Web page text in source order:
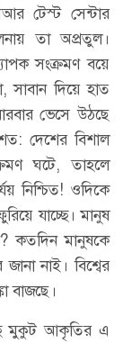
টেস্ট সেন্টার
তা অপ্রতুল।
সংক্রমণ বয়ে
সাবান দিয়ে হাত
ভেসে উঠছে
দেশের বিশাল
ঘটে, তাহলে
নিশ্চিত! ওদিকে
যাচ্ছে। মানুষ
কতদিন মানুষকে
নাই। বিশ্বের
বাজছে।
মুকুট আকৃতির এ